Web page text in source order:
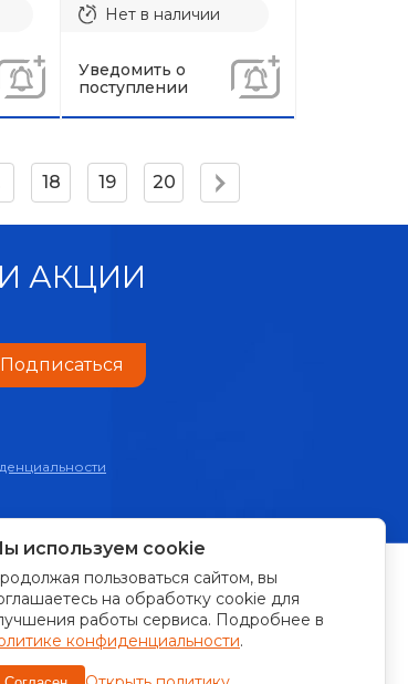
Нет в наличии
Уведомить о
поступлении
18 19 20
АКЦИИ
Подписаться
К ОПЛАТЕ:
используем cookie
пользоваться сайтом, вы
на обработку cookie для
работы сервиса. Подробнее в
конфиденциальности.